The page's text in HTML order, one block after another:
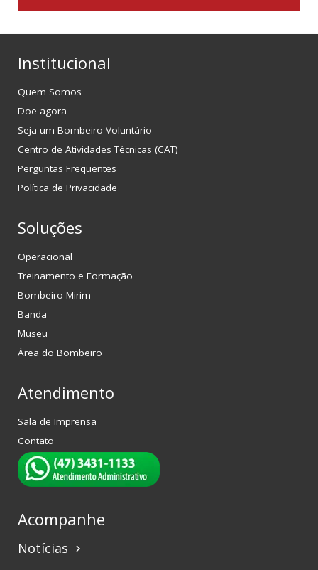
Institucional
Quem Somos
Doe agora
Seja um Bombeiro Voluntário
Centro de Atividades Técnicas (CAT)
Perguntas Frequentes
Política de Privacidade
Soluções
Operacional
Treinamento e Formação
Bombeiro Mirim
Banda
Museu
Área do Bombeiro
Atendimento
Sala de Imprensa
Contato
Acompanhe
Notícias keyboard_arrow_right